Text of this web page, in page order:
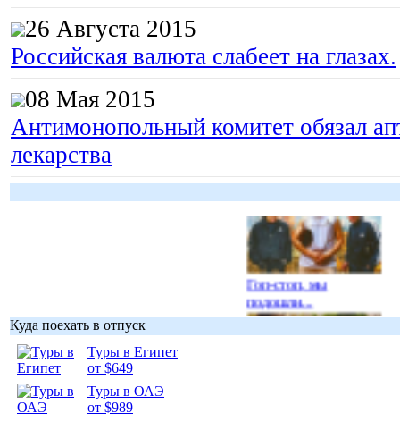
26 Августа 2015
Российская валюта слабеет на глазах.
08 Мая 2015
Антимонопольный комитет обязал
лекарства
Гоп-стоп, мы
подошли...
Куда поехать в отпуск
Туры в Египет
от $649
Туры в ОАЭ
от $989